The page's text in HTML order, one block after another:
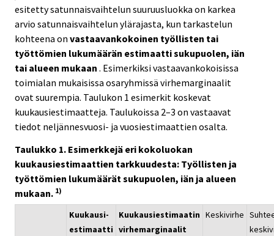
esitetty satunnaisvaihtelun suuruusluokka on karkea
arvio satunnaisvaihtelun ylärajasta, kun tarkastelun
kohteena on vastaavankokoinen työllisten tai
työttömien lukumäärän estimaatti sukupuolen, iän
tai alueen mukaan . Esimerkiksi vastaavankokoisissa
toimialan mukaisissa osaryhmissä virhemarginaalit
ovat suurempia. Taulukon 1 esimerkit koskevat
kuukausiestimaatteja. Taulukoissa 2–3 on vastaavat
tiedot neljännesvuosi- ja vuosiestimaattien osalta.
Taulukko 1. Esimerkkejä eri kokoluokan
kuukausiestimaattien tarkkuudesta: Työllisten ja
työttömien lukumäärät sukupuolen, iän ja alueen
mukaan. 1)
Kuukausi-
estimaatti
Kuukausiestimaatin
virhemarginaalit
Keskivirhe